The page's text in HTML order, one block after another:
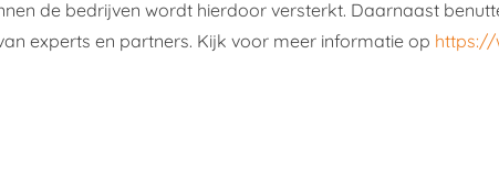
de bedrijven wordt hierdoor versterkt. Daarnaast
experts en partners. Kijk voor meer informatie op https://